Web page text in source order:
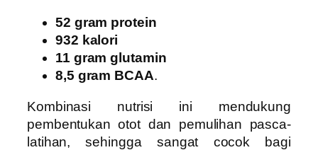
52 gram protein
932 kalori
11 gram glutamin
8,5 gram BCAA.
Kombinasi nutrisi ini mendukung
pembentukan otot dan pemulihan pasca-
latihan, sehingga sangat cocok bagi